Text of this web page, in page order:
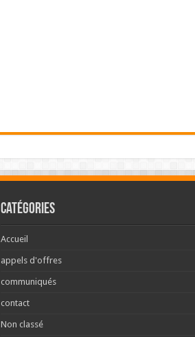
Catégories
Accueil
appels d'offres
communiqués
contact
Non classé